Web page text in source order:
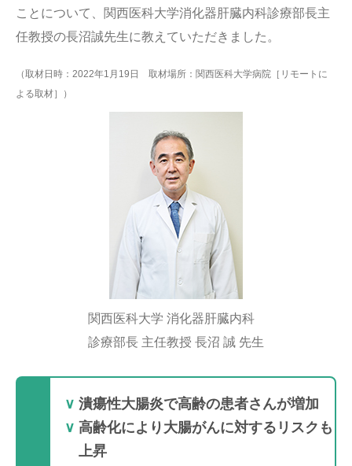
ことについて、関西医科大学消化器肝臓内科診療部長主
任教授の長沼誠先生に教えていただきました。
（取材日時：2022年1月19日 取材場所：関西医科大学病院［リモートに
よる取材］）
関西医科大学 消化器肝臓内科
診療部長 主任教授 長沼 誠 先生
潰瘍性大腸炎で高齢の患者さんが増加
高齢化により大腸がんに対するリスクも
上昇